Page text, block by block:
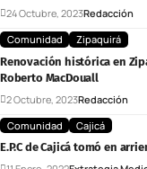
24 Octubre, 2023Redacción
Comunidad
Zipaquirá
Renovación histórica en
Roberto MacDouall
2 Octubre, 2023Redacción
Comunidad
Cajicá
E.P.C de Cajicá tomó en